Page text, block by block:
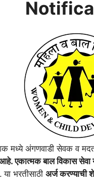
मध्ये अंगणवाडी सेवक व
एकात्मक बाल विकास
या भरतीसाठी अर्ज करण्याची